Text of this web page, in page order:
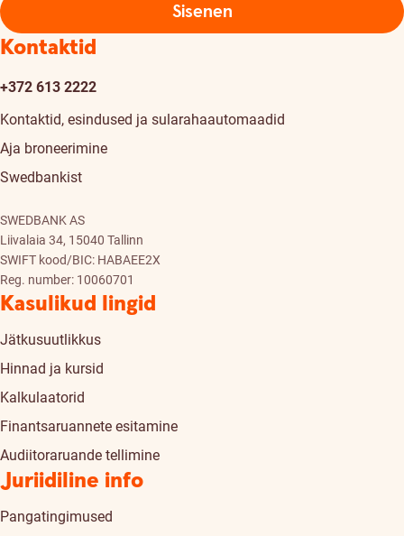
Sisenen
Kontaktid
+372 613 2222
Kontaktid, esindused ja sularahaautomaadid
Aja broneerimine
Swedbankist
SWEDBANK AS
Liivalaia 34, 15040 Tallinn
SWIFT kood/BIC: HABAEE2X
Reg. number: 10060701
Kasulikud lingid
Jätkusuutlikkus
Hinnad ja kursid
Kalkulaatorid
Finantsaruannete esitamine
Audiitoraruande tellimine
Juriidiline info
Pangatingimused